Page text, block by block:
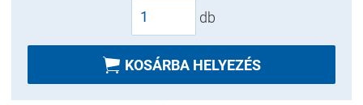
db
 KOSÁRBA HELYEZÉS